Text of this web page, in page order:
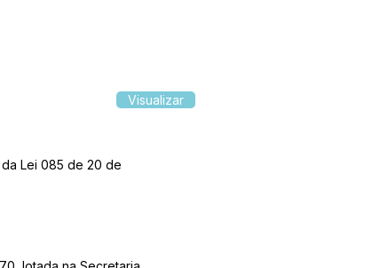
Visualizar
da Lei 085 de 20 de